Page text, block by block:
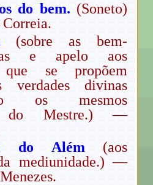
do bem. (Soneto)
(sobre as bem-
e apelo aos
que se propõem
verdades divinas
os mesmos
do Mestre.) —
do Além
(aos
mediunidade.) —